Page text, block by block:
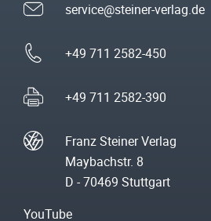
service@steiner-verlag.de
+49 711 2582-450
+49 711 2582-390
Franz Steiner Verlag
Maybachstr. 8
D - 70469 Stuttgart
YouTube